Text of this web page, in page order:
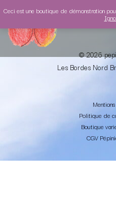
Ceci est une boutique de démonstration
au Plants
© 2026
Les Bordes Nord
Politique de
Boutique
CGV